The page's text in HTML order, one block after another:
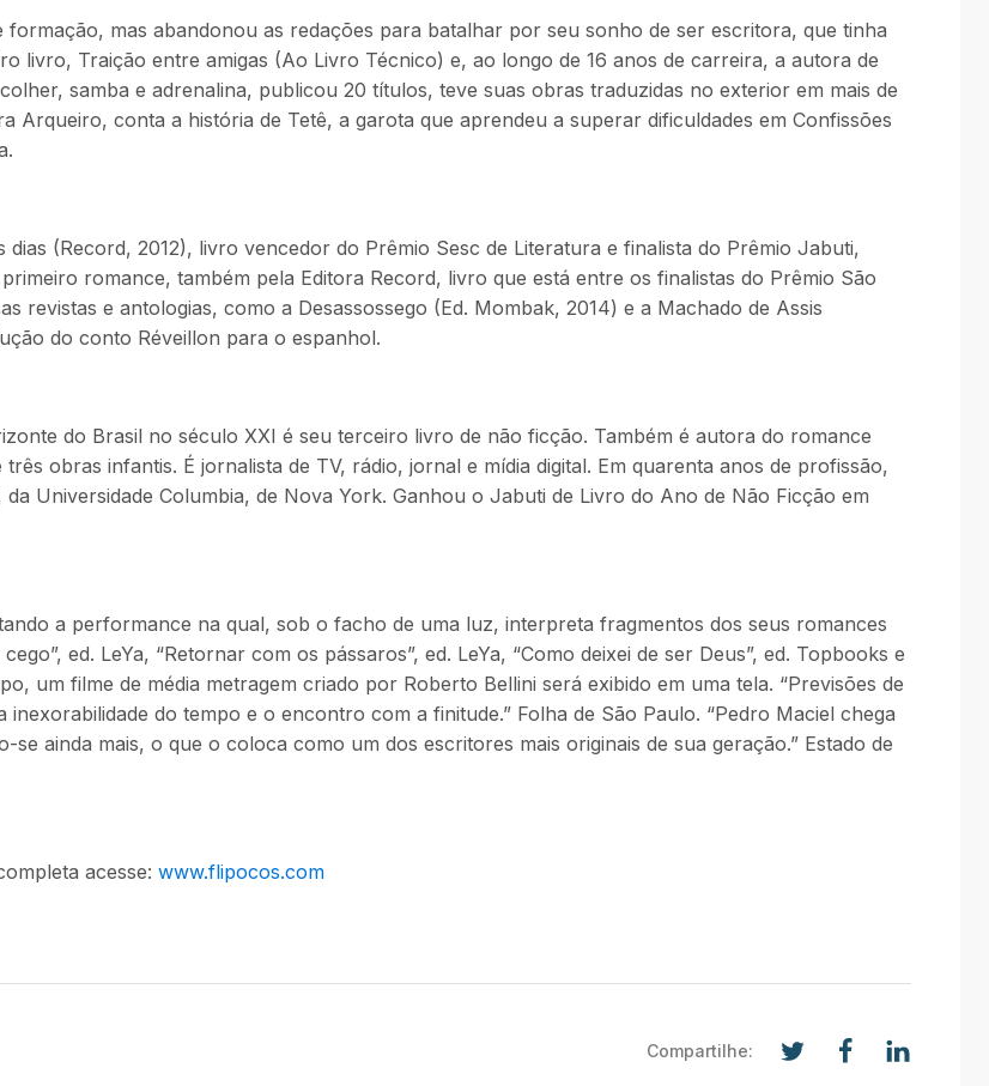
mas abandonou as redações para batalhar por seu sonho de ser escritora, que tinha
livro, Traição entre amigas (Ao Livro Técnico) e, ao longo de 16 anos de carreira, a autora de
samba e adrenalina, publicou 20 títulos, teve suas obras traduzidas no exterior em mais de
Arqueiro, conta a história de Tetê, a garota que aprendeu a superar dificuldades em Confissões
(Record, 2012), livro vencedor do Prêmio Sesc de Literatura e finalista do Prêmio Jabuti,
romance, também pela Editora Record, livro que está entre os finalistas do Prêmio São
revistas e antologias, como a Desassossego (Ed. Mombak, 2014) e a Machado de Assis
do conto Réveillon para o espanhol.
do Brasil no século XXI é seu terceiro livro de não ficção. Também é autora do romance
obras infantis. É jornalista de TV, rádio, jornal e mídia digital. Em quarenta anos de profissão,
Universidade Columbia, de Nova York. Ganhou o Jabuti de Livro do Ano de Não Ficção em
a performance na qual, sob o facho de uma luz, interpreta fragmentos dos seus romances
ed. LeYa, “Retornar com os pássaros”, ed. LeYa, “Como deixei de ser Deus”, ed. Topbooks e
um filme de média metragem criado por Roberto Bellini será exibido em uma tela. “Previsões de
do tempo e o encontro com a finitude.” Folha de São Paulo. “Pedro Maciel chega
ainda mais, o que o coloca como um dos escritores mais originais de sua geração.” Estado de
acesse: www.flipocos.com
Compartilhe: